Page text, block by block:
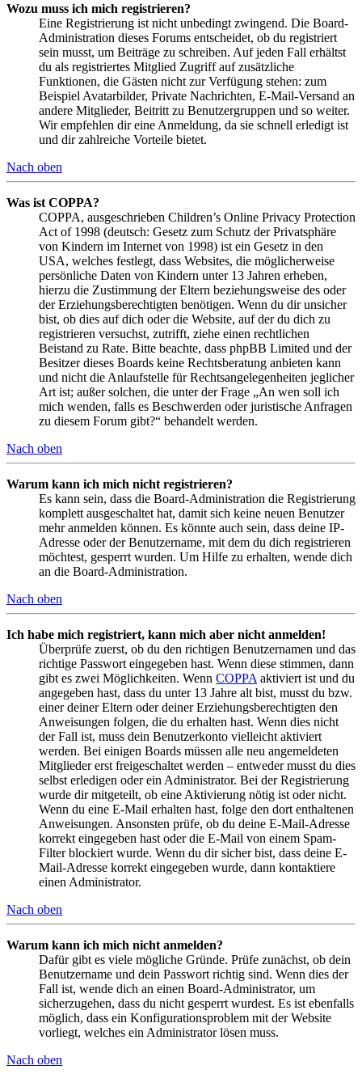
Wozu muss ich mich registrieren?
Eine Registrierung ist nicht unbedingt zwingend. Die Board-
Administration dieses Forums entscheidet, ob du registriert
sein musst, um Beiträge zu schreiben. Auf jeden Fall erhältst
du als registriertes Mitglied Zugriff auf zusätzliche
Funktionen, die Gästen nicht zur Verfügung stehen: zum
Beispiel Avatarbilder, Private Nachrichten, E-Mail-Versand an
andere Mitglieder, Beitritt zu Benutzergruppen und so weiter.
Wir empfehlen dir eine Anmeldung, da sie schnell erledigt ist
und dir zahlreiche Vorteile bietet.
Nach oben
Was ist COPPA?
COPPA, ausgeschrieben Children’s Online Privacy Protection
Act of 1998 (deutsch: Gesetz zum Schutz der Privatsphäre
von Kindern im Internet von 1998) ist ein Gesetz in den
USA, welches festlegt, dass Websites, die möglicherweise
persönliche Daten von Kindern unter 13 Jahren erheben,
hierzu die Zustimmung der Eltern beziehungsweise des oder
der Erziehungsberechtigten benötigen. Wenn du dir unsicher
bist, ob dies auf dich oder die Website, auf der du dich zu
registrieren versuchst, zutrifft, ziehe einen rechtlichen
Beistand zu Rate. Bitte beachte, dass phpBB Limited und der
Besitzer dieses Boards keine Rechtsberatung anbieten kann
und nicht die Anlaufstelle für Rechtsangelegenheiten jeglicher
Art ist; außer solchen, die unter der Frage „An wen soll ich
mich wenden, falls es Beschwerden oder juristische Anfragen
zu diesem Forum gibt?“ behandelt werden.
Nach oben
Warum kann ich mich nicht registrieren?
Es kann sein, dass die Board-Administration die Registrierung
komplett ausgeschaltet hat, damit sich keine neuen Benutzer
mehr anmelden können. Es könnte auch sein, dass deine IP-
Adresse oder der Benutzername, mit dem du dich registrieren
möchtest, gesperrt wurden. Um Hilfe zu erhalten, wende dich
an die Board-Administration.
Nach oben
Ich habe mich registriert, kann mich aber nicht anmelden!
Überprüfe zuerst, ob du den richtigen Benutzernamen und das
richtige Passwort eingegeben hast. Wenn diese stimmen, dann
gibt es zwei Möglichkeiten. Wenn COPPA aktiviert ist und du
angegeben hast, dass du unter 13 Jahre alt bist, musst du bzw.
einer deiner Eltern oder deiner Erziehungsberechtigten den
Anweisungen folgen, die du erhalten hast. Wenn dies nicht
der Fall ist, muss dein Benutzerkonto vielleicht aktiviert
werden. Bei einigen Boards müssen alle neu angemeldeten
Mitglieder erst freigeschaltet werden – entweder musst du dies
selbst erledigen oder ein Administrator. Bei der Registrierung
wurde dir mitgeteilt, ob eine Aktivierung nötig ist oder nicht.
Wenn du eine E-Mail erhalten hast, folge den dort enthaltenen
Anweisungen. Ansonsten prüfe, ob du deine E-Mail-Adresse
korrekt eingegeben hast oder die E-Mail von einem Spam-
Filter blockiert wurde. Wenn du dir sicher bist, dass deine E-
Mail-Adresse korrekt eingegeben wurde, dann kontaktiere
einen Administrator.
Nach oben
Warum kann ich mich nicht anmelden?
Dafür gibt es viele mögliche Gründe. Prüfe zunächst, ob dein
Benutzername und dein Passwort richtig sind. Wenn dies der
Fall ist, wende dich an einen Board-Administrator, um
sicherzugehen, dass du nicht gesperrt wurdest. Es ist ebenfalls
möglich, dass ein Konfigurationsproblem mit der Website
vorliegt, welches ein Administrator lösen muss.
Nach oben